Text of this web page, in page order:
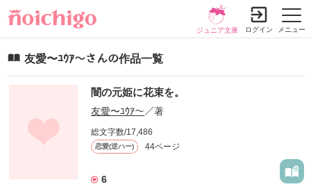
メニュー
ジュニア文庫 ログイン
友愛〜ﾕｳｱ〜さんの作品一覧
闇の元姫に花束を。
友愛〜ﾕｳｱ〜／著
総文字数/17,486
恋愛(逆ハー) 44ページ
6